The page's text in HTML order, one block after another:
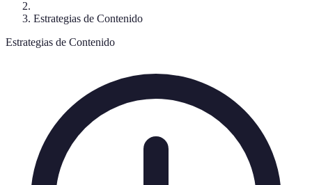
Estrategias de Contenido
Estrategias de Contenido